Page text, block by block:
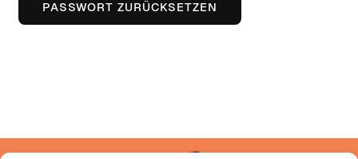
PASSWORT ZURÜCKSETZEN